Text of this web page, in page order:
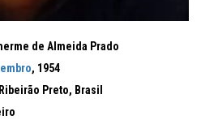
de Almeida Prado
, 1954
Ribeirão Preto, Brasil